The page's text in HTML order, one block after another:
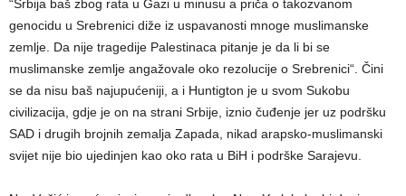
“Srbija baš zbog rata u Gazi u minusu a priča o takozvanom
genocidu u Srebrenici diže iz uspavanosti mnoge muslimanske
zemlje. Da nije tragedije Palestinaca pitanje je da li bi se
muslimanske zemlje angažovale oko rezolucije o Srebrenici“. Čini
se da nisu baš najupućeniji, a i Huntigton je u svom Sukobu
civilizacija, gdje je on na strani Srbije, iznio čuđenje jer uz podršku
SAD i drugih brojnih zemalja Zapada, nikad arapsko-muslimanski
svijet nije bio ujedinjen kao oko rata u BiH i podrške Sarajevu.